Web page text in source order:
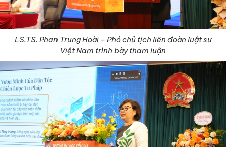
LS.TS. Phan Trung Hoài – Phó chủ tịch liên đoàn luật sư
Việt Nam trình bày tham luận